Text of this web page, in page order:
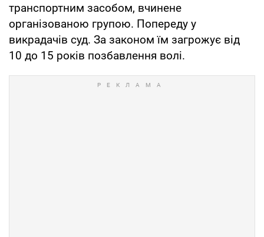
транспортним засобом, вчинене
організованою групою. Попереду у
викрадачів суд. За законом їм загрожує від
10 до 15 років позбавлення волі.